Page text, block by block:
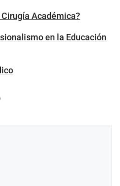
Académica?
en la Educación